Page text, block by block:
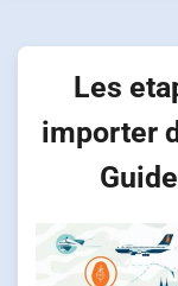
Les
importer